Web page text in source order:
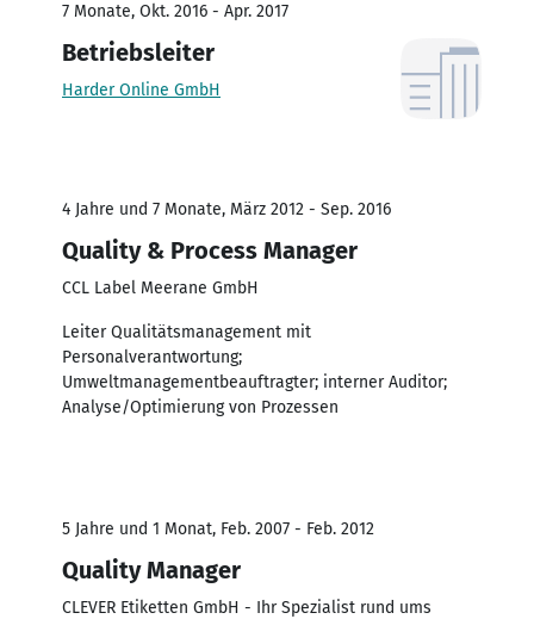
7 Monate, Okt. 2016 - Apr. 2017
Betriebsleiter
Harder Online GmbH
4 Jahre und 7 Monate, März 2012 - Sep. 2016
Quality & Process Manager
CCL Label Meerane GmbH
Leiter Qualitätsmanagement mit
Personalverantwortung;
Umweltmanagementbeauftragter; interner Auditor;
Analyse/Optimierung von Prozessen
5 Jahre und 1 Monat, Feb. 2007 - Feb. 2012
Quality Manager
CLEVER Etiketten GmbH - Ihr Spezialist rund ums